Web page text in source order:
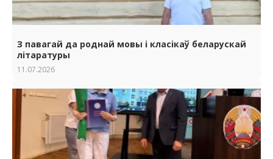
З павагай да роднай мовы i класiкаў беларускай
лiтаратуры
11.07.2026